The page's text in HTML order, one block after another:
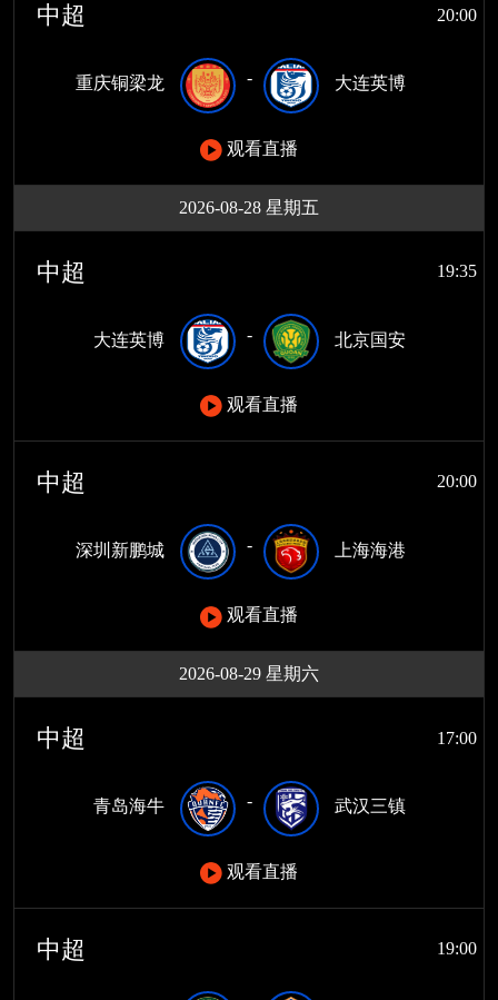
中超 20:00
重庆铜梁龙 - 大连英博
观看直播
2026-08-28 星期五
中超 19:35
大连英博 - 北京国安
观看直播
中超 20:00
深圳新鹏城 - 上海海港
观看直播
2026-08-29 星期六
中超 17:00
青岛海牛 - 武汉三镇
观看直播
中超 19:00